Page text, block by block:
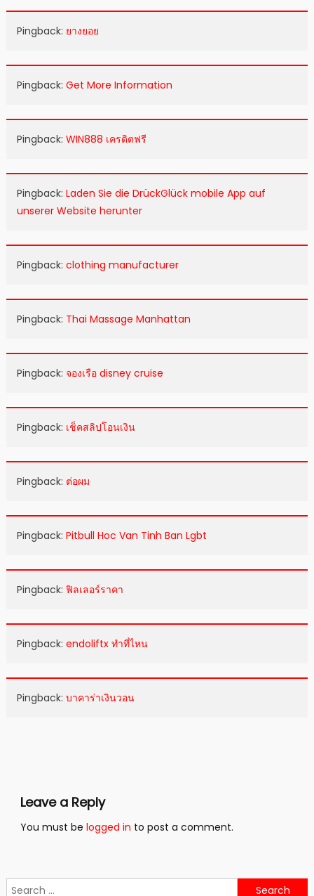
Pingback: ยางยอย
Pingback: Get More Information
Pingback: WIN888 เครดิตฟรี
Pingback: Laden Sie die DrückGlück mobile App auf
unserer Website herunter
Pingback: clothing manufacturer
Pingback: Thai Massage Manhattan
Pingback: จองเรือ disney cruise
Pingback: เช็คสลิปโอนเงิน
Pingback: ต่อผม
Pingback: Pitbull Hoc Van Tinh Ban Lgbt
Pingback: ฟิลเลอร์ราคา
Pingback: endoliftx ทำที่ไหน
Pingback: บาคาร่าเงินวอน
Leave a Reply
You must be logged in to post a comment.
Search